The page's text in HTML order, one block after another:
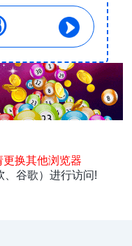
本地